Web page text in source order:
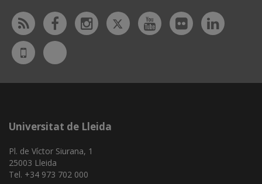
Rss FacebookInstagram
TwitterYoutubeFlickr
UdL
App
Bluesky
Universitat de Lleida
Pl. de Víctor Siurana, 1
25003 Lleida
Tel. +34 973 702 000